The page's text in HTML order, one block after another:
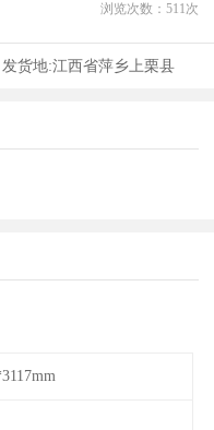
浏览次数： 511次
发货地:江西省萍乡上栗县